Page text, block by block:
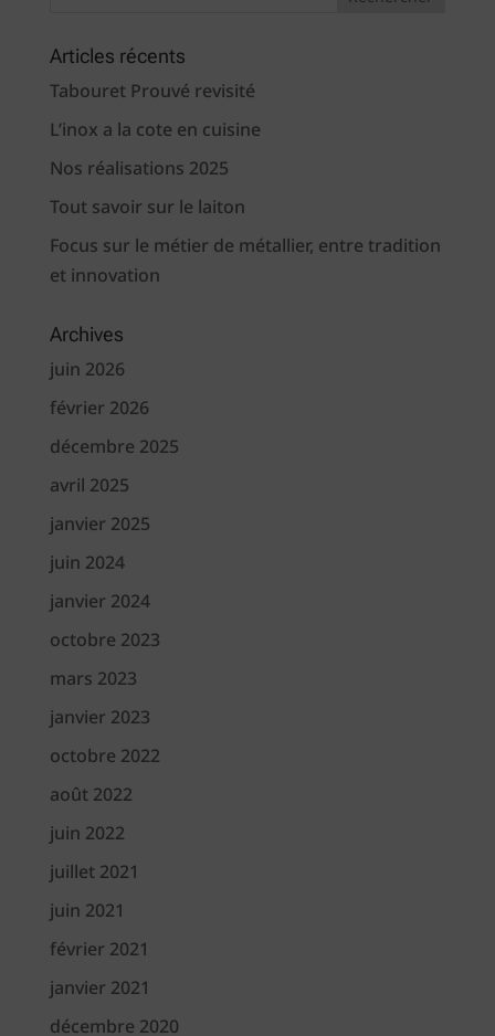
Articles récents
Tabouret Prouvé revisité
L’inox a la cote en cuisine
Nos réalisations 2025
Tout savoir sur le laiton
Focus sur le métier de métallier, entre tradition
et innovation
Archives
juin 2026
février 2026
décembre 2025
avril 2025
janvier 2025
juin 2024
janvier 2024
octobre 2023
mars 2023
janvier 2023
octobre 2022
août 2022
juin 2022
juillet 2021
juin 2021
février 2021
janvier 2021
décembre 2020